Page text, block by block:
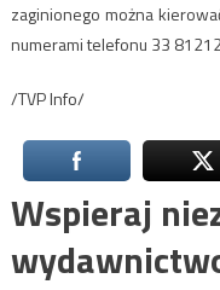
zaginionego można
numerami telefonu 33
/TVP Info/
Wspieraj